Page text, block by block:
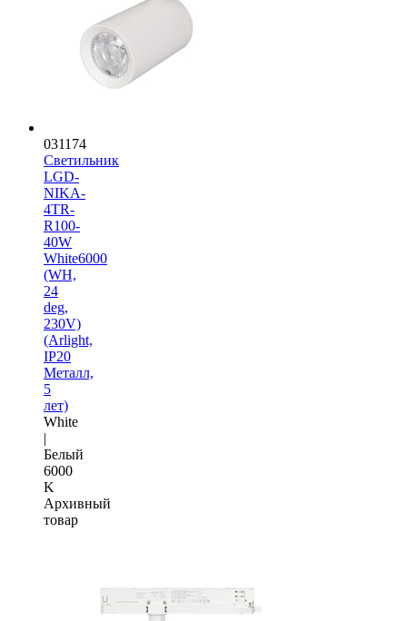
031174
Светильник
LGD-
NIKA-
4TR-
R100-
40W
White6000
(WH,
24
deg,
230V)
(Arlight,
IP20
Металл,
5
лет)
White
|
Белый
6000
K
Архивный
товар